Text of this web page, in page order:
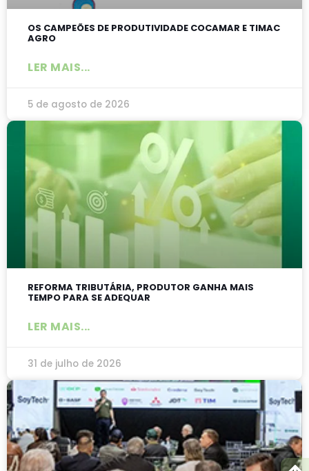
OS CAMPEÕES DE PRODUTIVIDADE COCAMAR E TIMAC
AGRO
LER MAIS...
5 de agosto de 2026
REFORMA TRIBUTÁRIA, PRODUTOR GANHA MAIS
TEMPO PARA SE ADEQUAR
LER MAIS...
31 de julho de 2026